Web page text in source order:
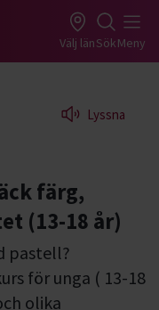
Välj länSökMeny
Lyssna
färg,
(13-18 år)
pastell?
för unga ( 13-18
olika